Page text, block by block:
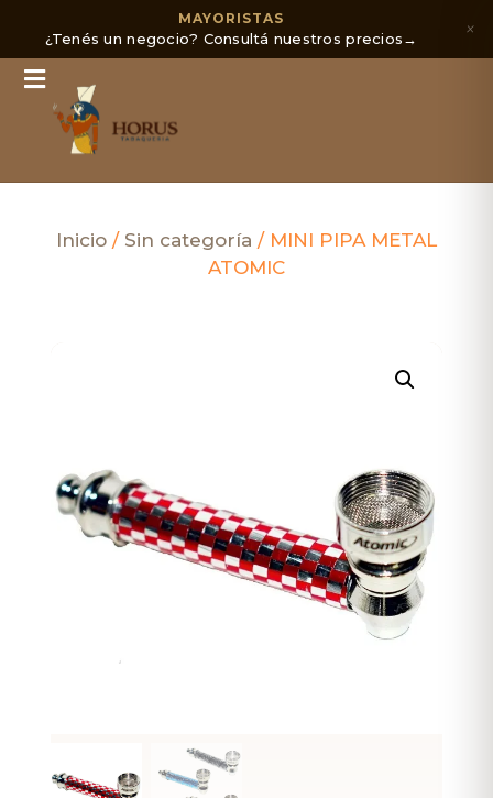
MAYORISTAS
¿Tenés un negocio? Consultá nuestros precios→ ×
Inicio / Sin categoría / MINI PIPA METAL
ATOMIC